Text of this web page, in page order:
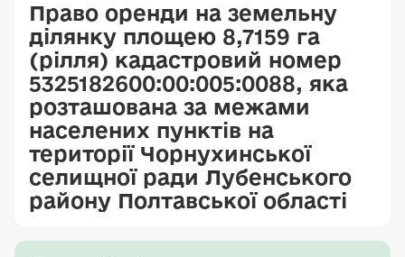
Право оренди на земельну
ділянку площею 8,7159 га
(рілля) кадастровий номер
5325182600:00:005:0088, яка
розташована за межами
населених пунктів на
території Чорнухинської
селищної ради Лубенського
району Полтавської області